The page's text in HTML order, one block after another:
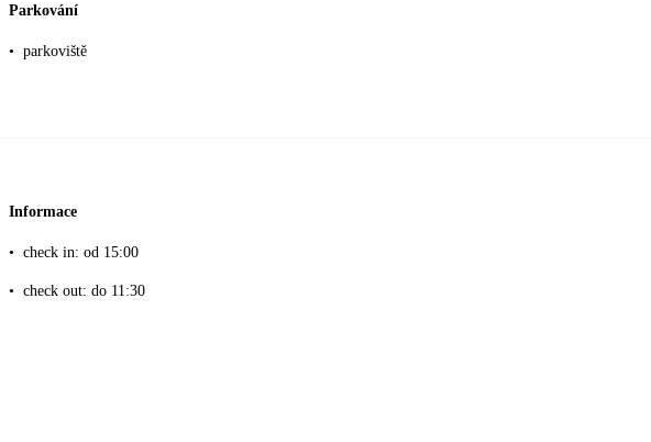
Parkování
• parkoviště
Informace
• check in: od 15:00
• check out: do 11:30